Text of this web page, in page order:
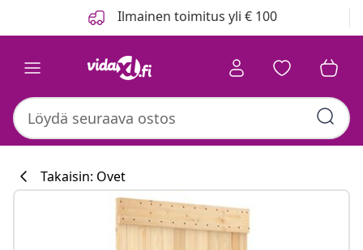
Ilmainen toimitus yli € 100
Takaisin: Ovet